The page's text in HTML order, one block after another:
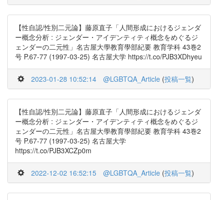
【性自認/性別二元論】藤原直子「人間形成におけるジェンダ
ー概念分析 : ジェンダー・アイデンティティ概念をめぐるジ
ェンダーの二元性」名古屋大學教育學部紀要 教育学科 43巻2
号 P.67-77 (1997-03-25) 名古屋大学 https://t.co/PJB3XDhyeu
2023-01-28 10:52:14 @LGBTQA_Article (投稿一覧)
【性自認/性別二元論】藤原直子「人間形成におけるジェンダ
ー概念分析 : ジェンダー・アイデンティティ概念をめぐるジ
ェンダーの二元性」名古屋大學教育學部紀要 教育学科 43巻2
号 P.67-77 (1997-03-25) 名古屋大学
https://t.co/PJB3XCZp0m
2022-12-02 16:52:15 @LGBTQA_Article (投稿一覧)